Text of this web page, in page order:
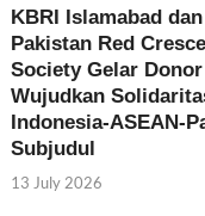
KBRI Islamabad dan
Pakistan Red
Society Gelar
Wujudkan
Indonesia-ASEAN-
Subjudul
13 July 2026